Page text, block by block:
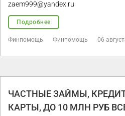
zaem999@yandex.ru
Подробнее
Финпомощь Финпомощь 06
ЧАСТНЫЕ ЗАЙМЫ,
КАРТЫ, ДО 10 МЛН РУБ